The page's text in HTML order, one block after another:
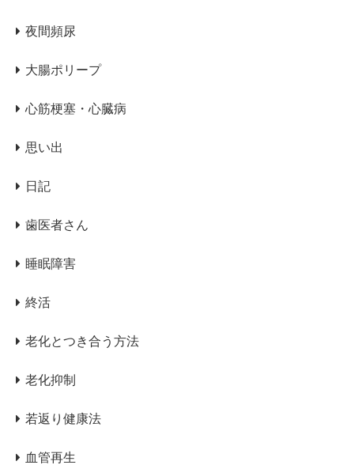
夜間頻尿
大腸ポリープ
心筋梗塞・心臓病
思い出
日記
歯医者さん
睡眠障害
終活
老化とつき合う方法
老化抑制
若返り健康法
血管再生